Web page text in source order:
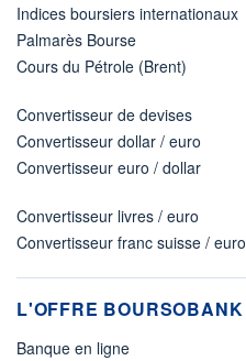
Indices boursiers internationaux
Palmarès Bourse
Cours du Pétrole (Brent)
Convertisseur de devises
Convertisseur dollar / euro
Convertisseur euro / dollar
Convertisseur livres / euro
Convertisseur franc suisse / euro
L'OFFRE BOURSOBANK
Banque en ligne